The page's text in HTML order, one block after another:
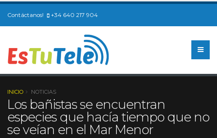
Contáctanos! +34 640 217 904
INICIO NOTICIAS
Los bañistas se encuentran
especies que hacía tiempo que no
se veían en el Mar Menor